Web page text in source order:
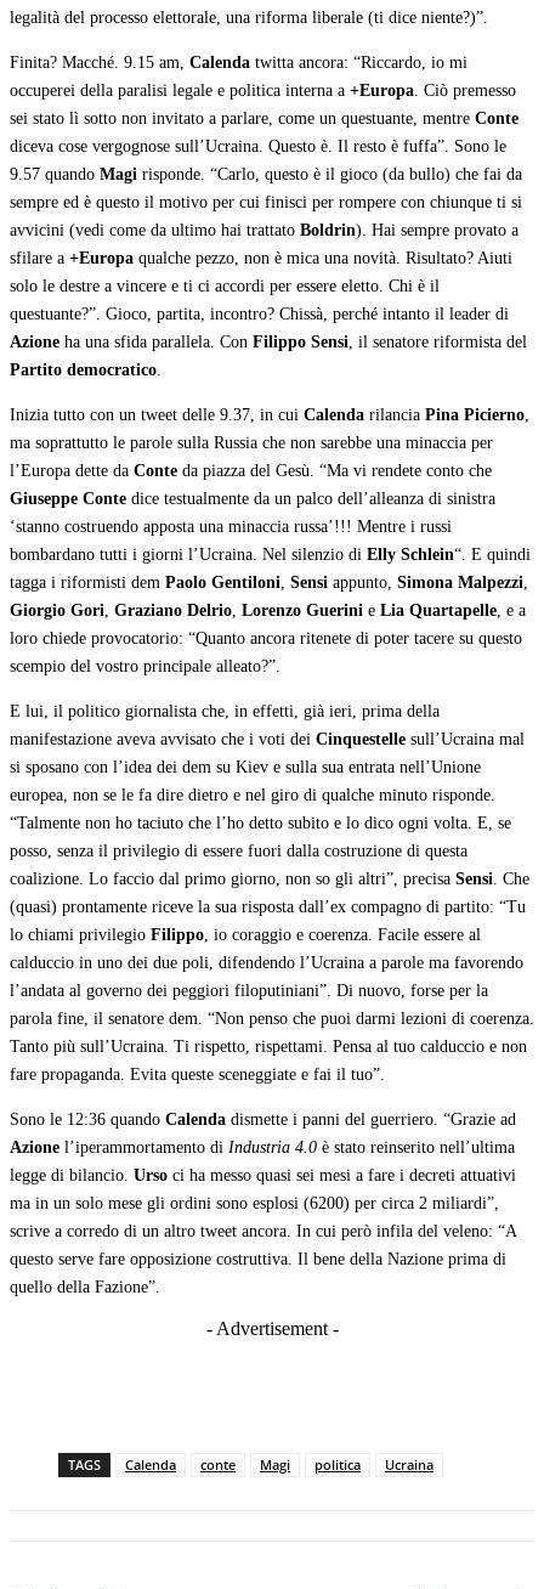
legalità del processo elettorale, una riforma liberale (ti dice niente?)”.
Finita? Macché. 9.15 am, Calenda twitta ancora: “Riccardo, io mi
occuperei della paralisi legale e politica interna a +Europa. Ciò premesso
sei stato lì sotto non invitato a parlare, come un questuante, mentre Conte
diceva cose vergognose sull’Ucraina. Questo è. Il resto è fuffa”. Sono le
9.57 quando Magi risponde. “Carlo, questo è il gioco (da bullo) che fai da
sempre ed è questo il motivo per cui finisci per rompere con chiunque ti si
avvicini (vedi come da ultimo hai trattato Boldrin). Hai sempre provato a
sfilare a +Europa qualche pezzo, non è mica una novità. Risultato? Aiuti
solo le destre a vincere e ti ci accordi per essere eletto. Chi è il
questuante?”. Gioco, partita, incontro? Chissà, perché intanto il leader di
Azione ha una sfida parallela. Con Filippo Sensi, il senatore riformista del
Partito democratico.
Inizia tutto con un tweet delle 9.37, in cui Calenda rilancia Pina Picierno,
ma soprattutto le parole sulla Russia che non sarebbe una minaccia per
l’Europa dette da Conte da piazza del Gesù. “Ma vi rendete conto che
Giuseppe Conte dice testualmente da un palco dell’alleanza di sinistra
‘stanno costruendo apposta una minaccia russa’!!! Mentre i russi
bombardano tutti i giorni l’Ucraina. Nel silenzio di Elly Schlein“. E quindi
tagga i riformisti dem Paolo Gentiloni, Sensi appunto, Simona Malpezzi,
Giorgio Gori, Graziano Delrio, Lorenzo Guerini e Lia Quartapelle, e a
loro chiede provocatorio: “Quanto ancora ritenete di poter tacere su questo
scempio del vostro principale alleato?”.
E lui, il politico giornalista che, in effetti, già ieri, prima della
manifestazione aveva avvisato che i voti dei Cinquestelle sull’Ucraina mal
si sposano con l’idea dei dem su Kiev e sulla sua entrata nell’Unione
europea, non se le fa dire dietro e nel giro di qualche minuto risponde.
“Talmente non ho taciuto che l’ho detto subito e lo dico ogni volta. E, se
posso, senza il privilegio di essere fuori dalla costruzione di questa
coalizione. Lo faccio dal primo giorno, non so gli altri”, precisa Sensi. Che
(quasi) prontamente riceve la sua risposta dall’ex compagno di partito: “Tu
lo chiami privilegio Filippo, io coraggio e coerenza. Facile essere al
calduccio in uno dei due poli, difendendo l’Ucraina a parole ma favorendo
l’andata al governo dei peggiori filoputiniani”. Di nuovo, forse per la
parola fine, il senatore dem. “Non penso che puoi darmi lezioni di coerenza.
Tanto più sull’Ucraina. Ti rispetto, rispettami. Pensa al tuo calduccio e non
fare propaganda. Evita queste sceneggiate e fai il tuo”.
Sono le 12:36 quando Calenda dismette i panni del guerriero. “Grazie ad
Azione l’iperammortamento di Industria 4.0 è stato reinserito nell’ultima
legge di bilancio. Urso ci ha messo quasi sei mesi a fare i decreti attuativi
ma in un solo mese gli ordini sono esplosi (6200) per circa 2 miliardi”,
scrive a corredo di un altro tweet ancora. In cui però infila del veleno: “A
questo serve fare opposizione costruttiva. Il bene della Nazione prima di
quello della Fazione”.
- Advertisement -
TAGS Calenda conte Magi politica Ucraina